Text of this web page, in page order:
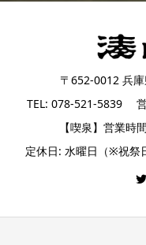
〒652-0012 兵
TEL: 078-521-5839 営
【喫泉】営業時
定休日: 水曜日（※祝祭